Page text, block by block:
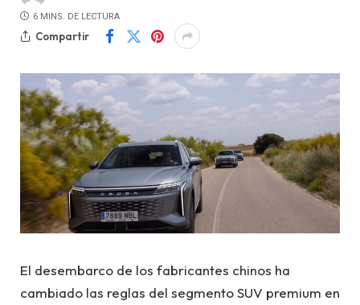
6 MINS. DE LECTURA
Compartir
El desembarco de los fabricantes chinos ha
cambiado las reglas del segmento SUV premium en